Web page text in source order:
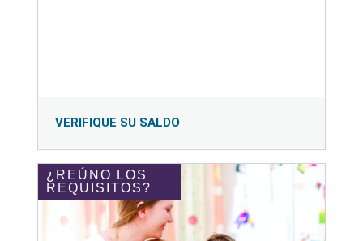
VERIFIQUE SU SALDO
¿REÚNO LOS
REQUISITOS?